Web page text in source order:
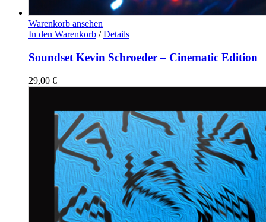
Warenkorb ansehen
In den Warenkorb / Details
Soundset Kevin Schroeder – Cinematic Edition
29,00 €